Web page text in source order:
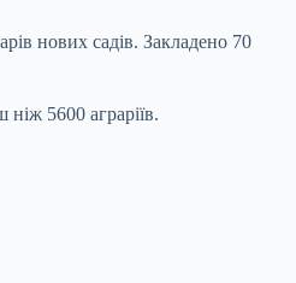
нових садів. Закладено 70
5600 аграріїв.